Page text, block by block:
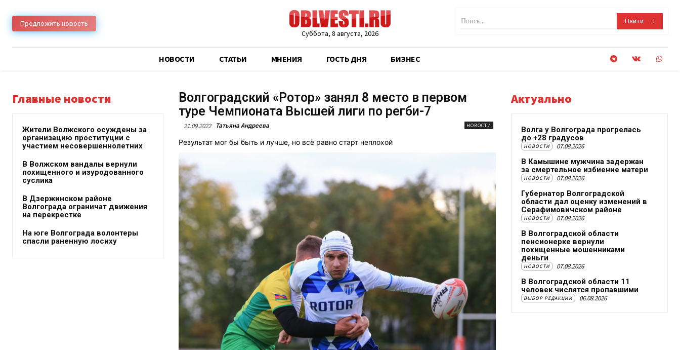
Предложить новость
Суббота, 8 августа, 2026
Поиск... Найти
НОВОСТИ CТАТЬИ МНЕНИЯ ГОСТЬ ДНЯ БИЗНЕС
Главные новости
Жители Волжского осуждены за
организацию проституции с
участием несовершеннолетних
В Волжском вандалы вернули
похищенного и изуродованного
суслика
В Дзержинском районе
Волгограда ограничат движения
на перекрестке
На юге Волгограда волонтеры
спасли раненную лосиху
Волгоградский «Ротор» занял 8 место в первом
туре Чемпионата Высшей лиги по регби-7
21.09.2022 Татьяна Андреева НОВОСТИ
Результат мог бы быть и лучше, но всё равно старт неплохой
Актуально
Волга у Волгограда прогрелась
до +28 градусов
НОВОСТИ 07.08.2026
В Камышине мужчина задержан
за смертельное избиение матери
НОВОСТИ 07.08.2026
Губернатор Волгоградской
области дал оценку изменений в
Серафимовичском районе
НОВОСТИ 07.08.2026
В Волгоградской области
пенсионерке вернули
похищенные мошенниками
деньги
НОВОСТИ 07.08.2026
В Волгоградской области 11
человек числятся пропавшими
ВЫБОР РЕДАКЦИИ 06.08.2026